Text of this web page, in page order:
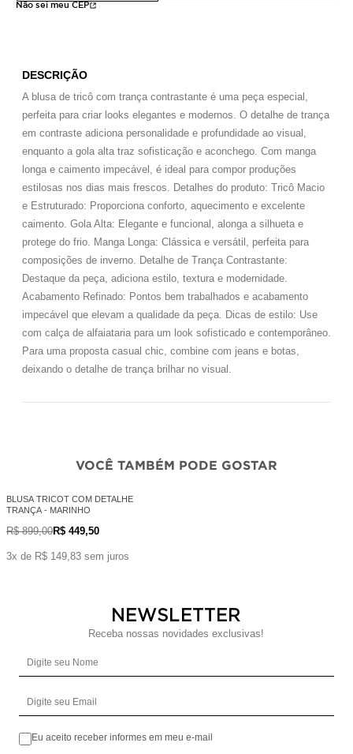
Não sei meu CEP
DESCRIÇÃO
A blusa de tricô com trança contrastante é uma peça especial,
perfeita para criar looks elegantes e modernos. O detalhe de trança
em contraste adiciona personalidade e profundidade ao visual,
enquanto a gola alta traz sofisticação e aconchego. Com manga
longa e caimento impecável, é ideal para compor produções
estilosas nos dias mais frescos. Detalhes do produto: Tricô Macio
e Estruturado: Proporciona conforto, aquecimento e excelente
caimento. Gola Alta: Elegante e funcional, alonga a silhueta e
protege do frio. Manga Longa: Clássica e versátil, perfeita para
composições de inverno. Detalhe de Trança Contrastante:
Destaque da peça, adiciona estilo, textura e modernidade.
Acabamento Refinado: Pontos bem trabalhados e acabamento
impecável que elevam a qualidade da peça. Dicas de estilo: Use
com calça de alfaiataria para um look sofisticado e contemporâneo.
Para uma proposta casual chic, combine com jeans e botas,
deixando o detalhe de trança brilhar no visual.
VOCÊ TAMBÉM PODE GOSTAR
BLUSA TRICOT COM DETALHE
TRANÇA - MARINHO
R$ 899,00R$ 449,50
3x de R$ 149,83 sem juros
NEWSLETTER
Receba nossas novidades exclusivas!
Eu aceito receber informes em meu e-mail